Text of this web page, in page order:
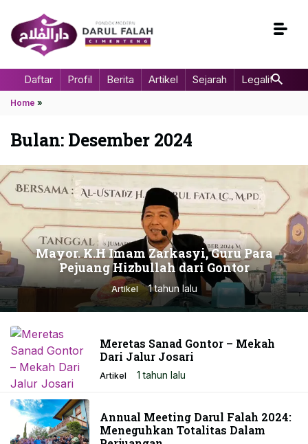
Daftar Profil Berita Artikel Sejarah Legalitas
Home »
Bulan: Desember 2024
Mayor. K.H Imam Zarkasyi, Guru Para
Pejuang Hizbullah dari Gontor
Artikel 1 tahun lalu
Meretas Sanad Gontor – Mekah
Dari Jalur Josari
Artikel 1 tahun lalu
Annual Meeting Darul Falah 2024:
Meneguhkan Totalitas Dalam